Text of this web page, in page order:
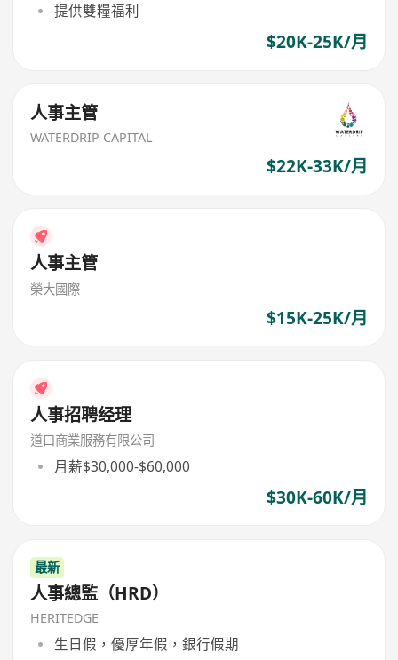
提供雙糧福利
$20K-25K/月
人事主管
WATERDRIP CAPITAL
$22K-33K/月
人事主管
榮大國際
$15K-25K/月
人事招聘经理
道口商業服務有限公司
月薪$30,000-$60,000
$30K-60K/月
最新
人事總監（HRD）
HERITEDGE
生日假，優厚年假，銀行假期